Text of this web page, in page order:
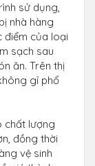
sử dụng,
nhà hàng
điểm của loại
sạch sau
ăn. Trên thị
gỉ phổ
chất lượng
đồng thời
vệ sinh